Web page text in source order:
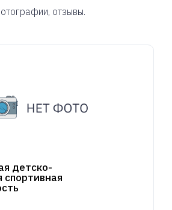
отзывы.
детско-